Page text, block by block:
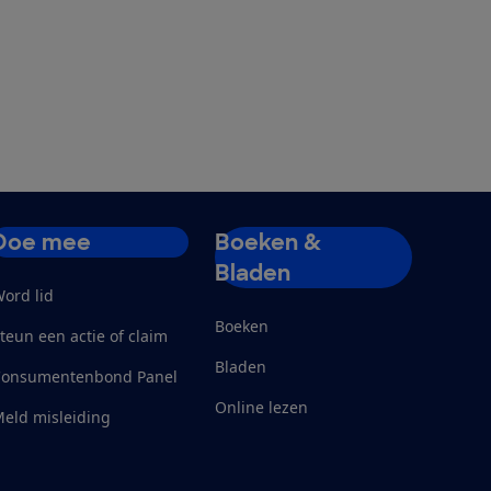
mee
lid
een actie of claim
Panel
misleiding
Boeken &
Bladen
Boeken
Bladen
Online lezen